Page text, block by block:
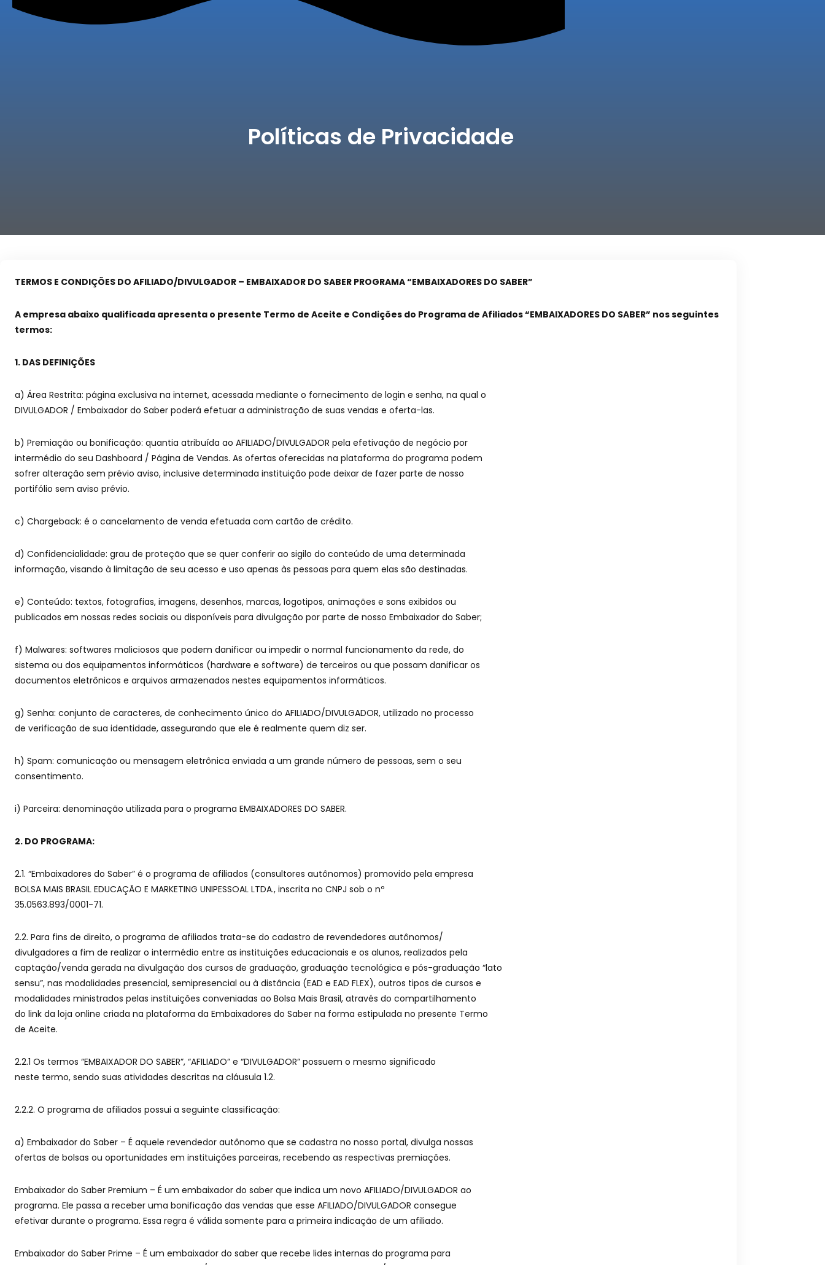
Políticas de Privacidade
TERMOS E CONDIÇÕES DO AFILIADO/DIVULGADOR – EMBAIXADOR DO SABER PROGRAMA “EMBAIXADORES DO SABER”
A empresa abaixo qualificada apresenta o presente Termo de Aceite e Condições do Programa de Afiliados “EMBAIXADORES DO SABER” nos seguintes
termos:
1. DAS DEFINIÇÕES
a) Área Restrita: página exclusiva na internet, acessada mediante o fornecimento de login e senha, na qual o
DIVULGADOR / Embaixador do Saber poderá efetuar a administração de suas vendas e oferta-las.
b) Premiação ou bonificação: quantia atribuída ao AFILIADO/DIVULGADOR pela efetivação de negócio por
intermédio do seu Dashboard / Página de Vendas. As ofertas oferecidas na plataforma do programa podem
sofrer alteração sem prévio aviso, inclusive determinada instituição pode deixar de fazer parte de nosso
portifólio sem aviso prévio.
c) Chargeback: é o cancelamento de venda efetuada com cartão de crédito.
d) Confidencialidade: grau de proteção que se quer conferir ao sigilo do conteúdo de uma determinada
informação, visando à limitação de seu acesso e uso apenas às pessoas para quem elas são destinadas.
e) Conteúdo: textos, fotografias, imagens, desenhos, marcas, logotipos, animações e sons exibidos ou
publicados em nossas redes sociais ou disponíveis para divulgação por parte de nosso Embaixador do Saber;
f) Malwares: softwares maliciosos que podem danificar ou impedir o normal funcionamento da rede, do
sistema ou dos equipamentos informáticos (hardware e software) de terceiros ou que possam danificar os
documentos eletrônicos e arquivos armazenados nestes equipamentos informáticos.
g) Senha: conjunto de caracteres, de conhecimento único do AFILIADO/DIVULGADOR, utilizado no processo
de verificação de sua identidade, assegurando que ele é realmente quem diz ser.
h) Spam: comunicação ou mensagem eletrônica enviada a um grande número de pessoas, sem o seu
consentimento.
i) Parceira: denominação utilizada para o programa EMBAIXADORES DO SABER.
2. DO PROGRAMA:
2.1. “Embaixadores do Saber” é o programa de afiliados (consultores autônomos) promovido pela empresa
BOLSA MAIS BRASIL EDUCAÇÃO E MARKETING UNIPESSOAL LTDA., inscrita no CNPJ sob o nº
35.0563.893/0001-71.
2.2. Para fins de direito, o programa de afiliados trata-se do cadastro de revendedores autônomos/
divulgadores a fim de realizar o intermédio entre as instituições educacionais e os alunos, realizados pela
captação/venda gerada na divulgação dos cursos de graduação, graduação tecnológica e pós-graduação “lato
sensu”, nas modalidades presencial, semipresencial ou à distância (EAD e EAD FLEX), outros tipos de cursos e
modalidades ministrados pelas instituições conveniadas ao Bolsa Mais Brasil, através do compartilhamento
do link da loja online criada na plataforma da Embaixadores do Saber na forma estipulada no presente Termo
de Aceite.
2.2.1 Os termos “EMBAIXADOR DO SABER”, “AFILIADO” e “DIVULGADOR” possuem o mesmo significado
neste termo, sendo suas atividades descritas na cláusula 1.2.
2.2.2. O programa de afiliados possui a seguinte classificação:
a) Embaixador do Saber – É aquele revendedor autônomo que se cadastra no nosso portal, divulga nossas
ofertas de bolsas ou oportunidades em instituições parceiras, recebendo as respectivas premiações.
Embaixador do Saber Premium – É um embaixador do saber que indica um novo AFILIADO/DIVULGADOR ao
programa. Ele passa a receber uma bonificação das vendas que esse AFILIADO/DIVULGADOR consegue
efetivar durante o programa. Essa regra é válida somente para a primeira indicação de um afiliado.
Embaixador do Saber Prime – É um embaixador do saber que recebe lides internas do programa para